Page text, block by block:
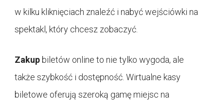
w kilku kliknięciach znaleźć i nabyć wejściówki na
spektakl, który chcesz zobaczyć.
Zakup biletów online to nie tylko wygoda, ale
także szybkość i dostępność. Wirtualne kasy
biletowe oferują szeroką gamę miejsc na